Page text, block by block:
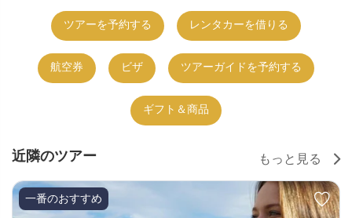
ツアーを予約する レンタカーを借りる
航空券 ビザ ツアーガイドを予約する
ギフト＆商品
近隣のツアー もっと見る
一番のおすすめ